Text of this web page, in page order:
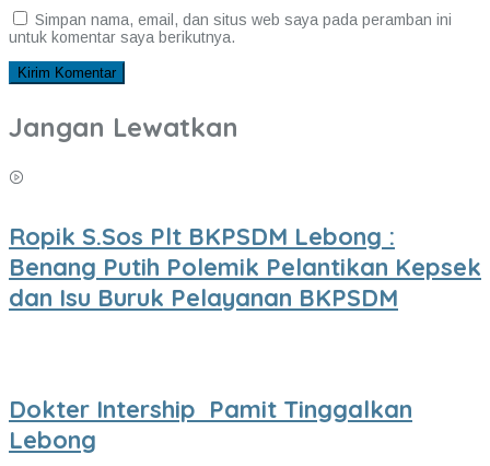
Simpan nama, email, dan situs web saya pada peramban ini
untuk komentar saya berikutnya.
Jangan Lewatkan
Ropik S.Sos Plt BKPSDM Lebong :
Benang Putih Polemik Pelantikan Kepsek
dan Isu Buruk Pelayanan BKPSDM
Dokter Intership Pamit Tinggalkan
Lebong